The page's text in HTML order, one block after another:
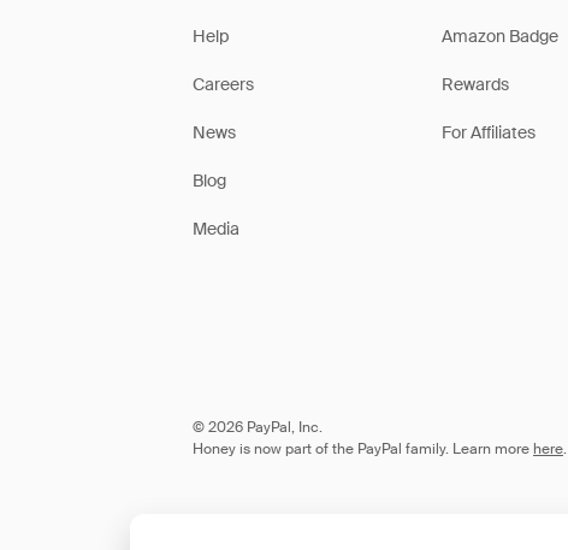
Help
Careers
News
Blog
Media
Amazon Badge
Rewards
For Affiliates
© 2026 PayPal, Inc.
Honey is now part of the PayPal family. Learn more here.